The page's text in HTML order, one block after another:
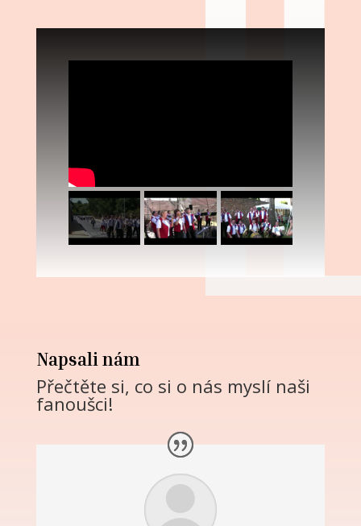
Napsali nám
Přečtěte si, co si o nás myslí naši
fanoušci!